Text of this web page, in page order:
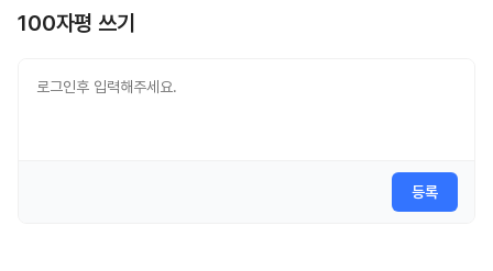
100자평 쓰기
등록